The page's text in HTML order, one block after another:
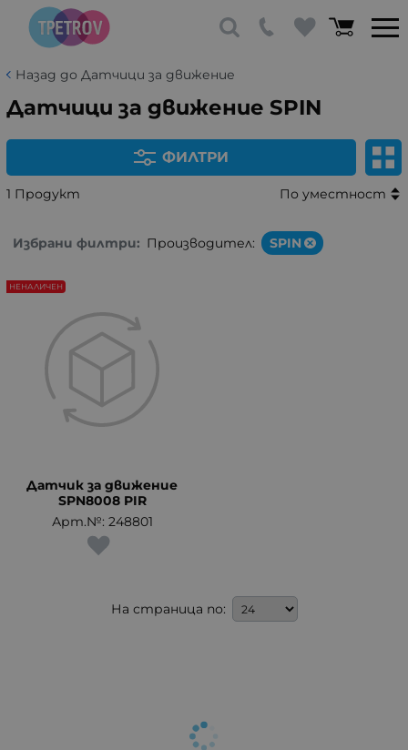
Назад до Датчици за движение
Датчици за движение SPIN
ФИЛТРИ
1 Продукт По уместност
Избрани филтри: Производител: SPIN
Датчик за движение
SPN8008 PIR
Арт.№: 248801
НЕНАЛИЧЕН
На страница по: